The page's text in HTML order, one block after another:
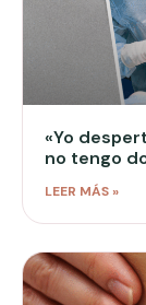
«Yo
no tengo
LEER MÁS »